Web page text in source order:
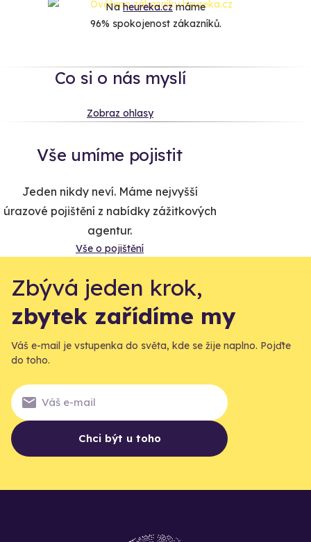
Naheureka.czmáme
96% spokojenost zákazníků.
Co si o nás myslí
Zobraz ohlasy
Vše umíme pojistit
Jeden nikdy neví. Máme nejvyšší
úrazové pojištění z nabídky zážitkových
agentur.
Vše o pojištění
Zbývá jeden krok,
zbytek zařídíme my
Váš e-mail je vstupenka do světa, kde se žije naplno. Pojďte
do toho.
Chci být u toho